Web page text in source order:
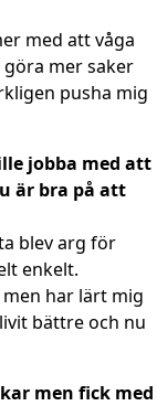
med att våga
göra mer saker
pusha mig
jobba med att
är bra på att
blev arg för
enkelt.
har lärt mig
bättre och nu
men fick med